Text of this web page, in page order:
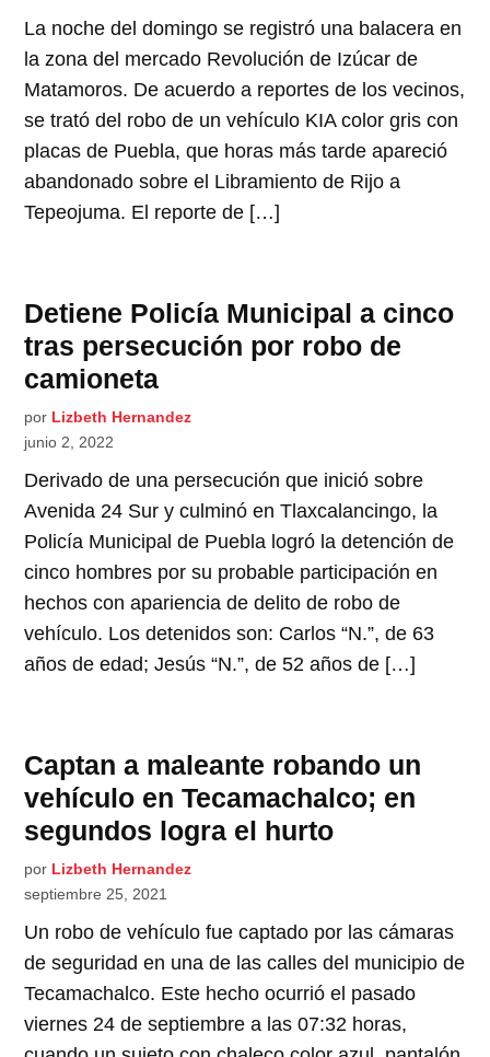
La noche del domingo se registró una balacera en
la zona del mercado Revolución de Izúcar de
Matamoros. De acuerdo a reportes de los vecinos,
se trató del robo de un vehículo KIA color gris con
placas de Puebla, que horas más tarde apareció
abandonado sobre el Libramiento de Rijo a
Tepeojuma. El reporte de […]
Detiene Policía Municipal a cinco
tras persecución por robo de
camioneta
por Lizbeth Hernandez
junio 2, 2022
Derivado de una persecución que inició sobre
Avenida 24 Sur y culminó en Tlaxcalancingo, la
Policía Municipal de Puebla logró la detención de
cinco hombres por su probable participación en
hechos con apariencia de delito de robo de
vehículo. Los detenidos son: Carlos “N.”, de 63
años de edad; Jesús “N.”, de 52 años de […]
Captan a maleante robando un
vehículo en Tecamachalco; en
segundos logra el hurto
por Lizbeth Hernandez
septiembre 25, 2021
Un robo de vehículo fue captado por las cámaras
de seguridad en una de las calles del municipio de
Tecamachalco. Este hecho ocurrió el pasado
viernes 24 de septiembre a las 07:32 horas,